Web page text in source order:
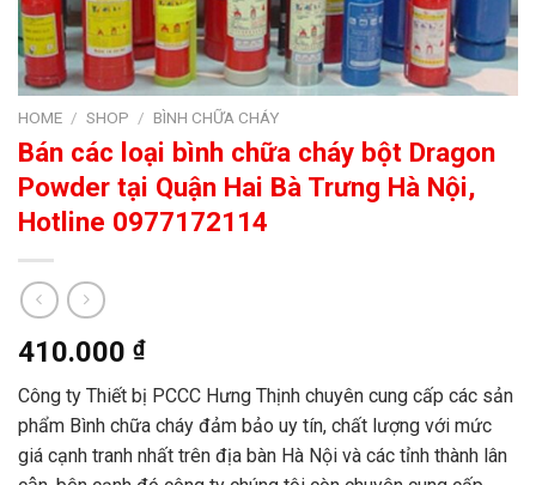
HOME / SHOP / BÌNH CHỮA CHÁY
Bán các loại bình chữa cháy bột Dragon
Powder tại Quận Hai Bà Trưng Hà Nội,
Hotline 0977172114
410.000 ₫
Công ty Thiết bị PCCC Hưng Thịnh chuyên cung cấp các sản
phẩm Bình chữa cháy đảm bảo uy tín, chất lượng với mức
giá cạnh tranh nhất trên địa bàn Hà Nội và các tỉnh thành lân